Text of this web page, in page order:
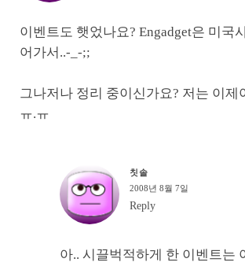
이벤트도 햇었나요? Engadget은 미국
어가서..-_-;;
그나저나 정리 중이신가요? 저는 이제
ㅠ.ㅠ
칫솔
2008년 8월 7일
Reply
아.. 시끌벅적하게 한 이벤트는